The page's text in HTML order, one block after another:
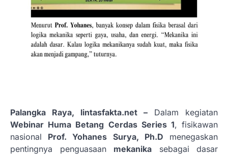
Palangka Raya, lintasfakta.net – Dalam kegiatan
Webinar Huma Betang Cerdas Series 1, fisikawan
nasional Prof. Yohanes Surya, Ph.D menegaskan
pentingnya penguasaan mekanika sebagai dasar